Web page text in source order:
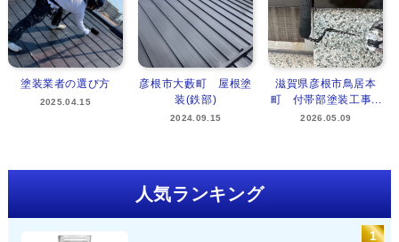
塗装業者の選び方
2025.04.15
彦根市大藪町 屋根塗
装(鉄部)
2024.09.15
滋賀県彦根市鳥居本
町 付帯部塗装工事...
2026.05.09
人気ランキング